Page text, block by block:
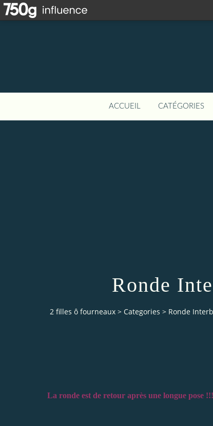
ACCUEIL CATÉGORIES
Ronde
2 filles ô fourneaux > Categories > Ronde
La ronde est de retour après une longue pose !!!